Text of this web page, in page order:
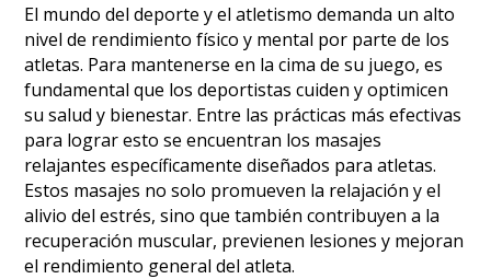
El mundo del deporte y el atletismo demanda un alto
nivel de rendimiento físico y mental por parte de los
atletas. Para mantenerse en la cima de su juego, es
fundamental que los deportistas cuiden y optimicen
su salud y bienestar. Entre las prácticas más efectivas
para lograr esto se encuentran los masajes
relajantes específicamente diseñados para atletas.
Estos masajes no solo promueven la relajación y el
alivio del estrés, sino que también contribuyen a la
recuperación muscular, previenen lesiones y mejoran
el rendimiento general del atleta.